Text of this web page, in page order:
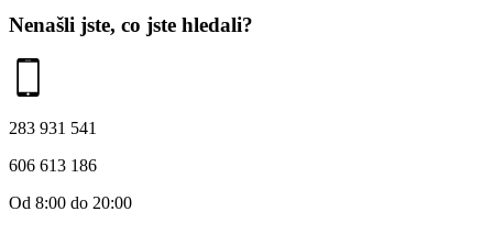
Nenašli jste, co jste hledali?
283 931 541
606 613 186
Od 8:00 do 20:00